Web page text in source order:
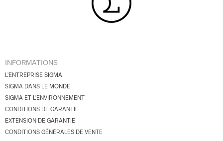
INFORMATIONS
L'ENTREPRISE SIGMA
SIGMA DANS LE MONDE
SIGMA ET L'ENVIRONNEMENT
CONDITIONS DE GARANTIE
EXTENSION DE GARANTIE
CONDITIONS GÉNÉRALES DE VENTE